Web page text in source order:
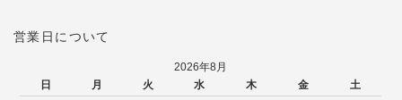
営業日について
2026年8月
日
月 火 水 木 金
土